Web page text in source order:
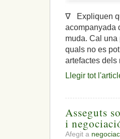
∇ Expliquen
acompanyada
muda. Cal
quals no es
artefactes
Llegir tot
Asseguts
i
Afegit a